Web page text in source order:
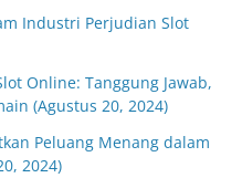
Industri Perjudian Slot
Online: Tanggung Jawab,
(Agustus 20, 2024)
Peluang Menang dalam
2024)